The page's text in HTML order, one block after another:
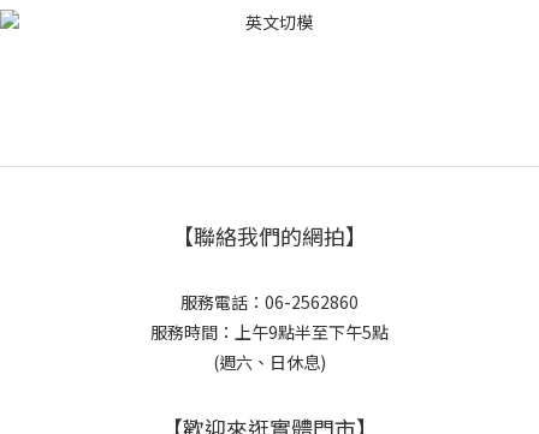
【聯絡我們的網拍】
服務電話：06-2562860
服務時間：上午9點半至下午5點
(週六、日休息)